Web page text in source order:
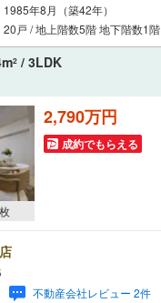
1985年8月（築42年）
20戸 / 地上階数5階 地下階数1階
2 / 3LDK
2,790万円
成約でもらえる
不動産会社レビュー 2件